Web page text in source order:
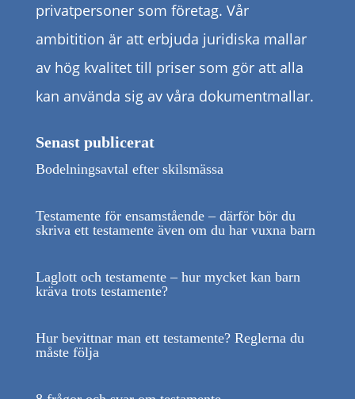
privatpersoner som företag. Vår
ambitition är att erbjuda juridiska mallar
av hög kvalitet till priser som gör att alla
kan använda sig av våra dokumentmallar.
Senast publicerat
Bodelningsavtal efter skilsmässa
Testamente för ensamstående – därför bör du
skriva ett testamente även om du har vuxna barn
Laglott och testamente – hur mycket kan barn
kräva trots testamente?
Hur bevittnar man ett testamente? Reglerna du
måste följa